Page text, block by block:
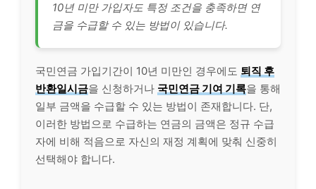
10년 미만 가입자도 특정 조건을 충족하면 연
금을 수급할 수 있는 방법이 있습니다.
국민연금 가입기간이 10년 미만인 경우에도 퇴직 후
반환일시금을 신청하거나 국민연금 기여 기록을 통해
일부 금액을 수급할 수 있는 방법이 존재합니다. 단,
이러한 방법으로 수급하는 연금의 금액은 정규 수급
자에 비해 적음으로 자신의 재정 계획에 맞춰 신중히
선택해야 합니다.